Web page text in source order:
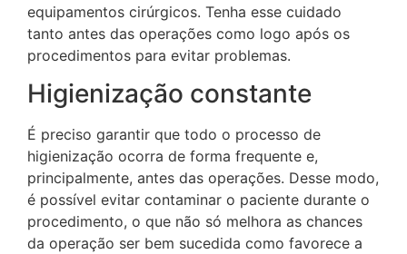
equipamentos cirúrgicos. Tenha esse cuidado
tanto antes das operações como logo após os
procedimentos para evitar problemas.
Higienização constante
É preciso garantir que todo o processo de
higienização ocorra de forma frequente e,
principalmente, antes das operações. Desse modo,
é possível evitar contaminar o paciente durante o
procedimento, o que não só melhora as chances
da operação ser bem sucedida como favorece a